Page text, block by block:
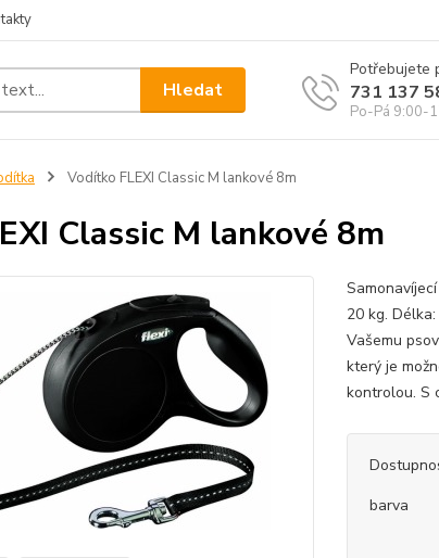
Hledat
Potřebujete
731 137
Po-Pá 9:00-
Vodítko FLEXI Classic M lankové 8m
Classic M lankové 8m
20 kg.
Vašemu
který je
kontrolou. S
barva